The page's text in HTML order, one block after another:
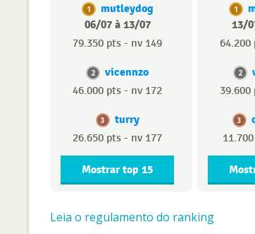
1
mutleydog
06/07 à 13/07
79.350 pts - nv 149
2 vicennzo
46.000 pts - nv 172
3 turry
26.650 pts - nv 177
Mostrar top 15
1
13/
64.200
2
39.600
3
Leia o regulamento do ranking